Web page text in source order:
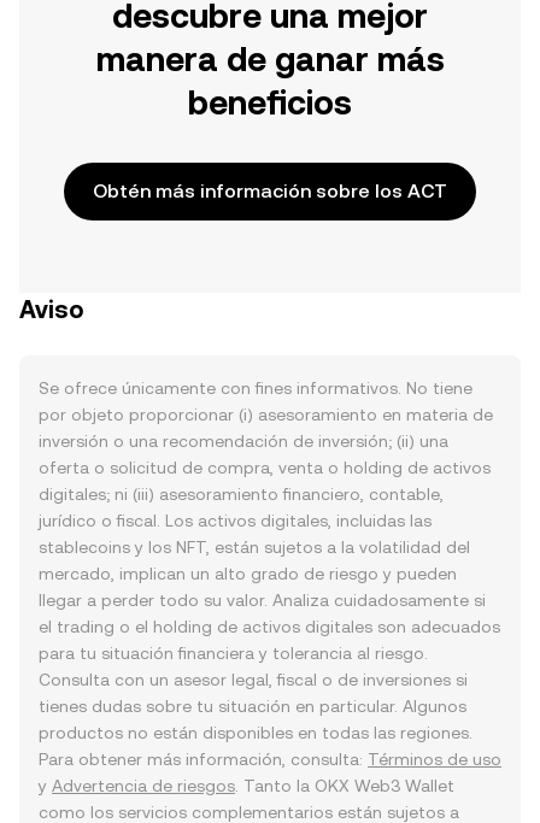
descubre una mejor
manera de ganar más
beneficios
Obtén más información sobre los ACT
Aviso
Se ofrece únicamente con fines informativos. No tiene
por objeto proporcionar (i) asesoramiento en materia de
inversión o una recomendación de inversión; (ii) una
oferta o solicitud de compra, venta o holding de activos
digitales; ni (iii) asesoramiento financiero, contable,
jurídico o fiscal. Los activos digitales, incluidas las
stablecoins y los NFT, están sujetos a la volatilidad del
mercado, implican un alto grado de riesgo y pueden
llegar a perder todo su valor. Analiza cuidadosamente si
el trading o el holding de activos digitales son adecuados
para tu situación financiera y tolerancia al riesgo.
Consulta con un asesor legal, fiscal o de inversiones si
tienes dudas sobre tu situación en particular. Algunos
productos no están disponibles en todas las regiones.
Para obtener más información, consulta: Términos de uso
y Advertencia de riesgos . Tanto la OKX Web3 Wallet
como los servicios complementarios están sujetos a